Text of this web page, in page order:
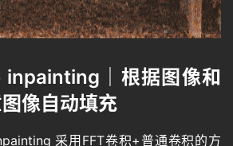
inpainting｜根据图像和
像自动填充
采用FFT卷积+普通卷积的方